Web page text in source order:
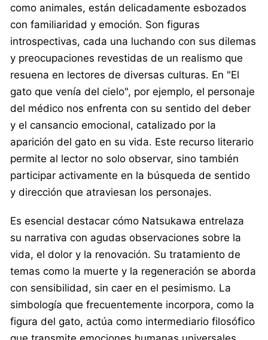
como animales, están delicadamente esbozados
con familiaridad y emoción. Son figuras
introspectivas, cada una luchando con sus dilemas
y preocupaciones revestidas de un realismo que
resuena en lectores de diversas culturas. En "El
gato que venía del cielo", por ejemplo, el personaje
del médico nos enfrenta con su sentido del deber
y el cansancio emocional, catalizado por la
aparición del gato en su vida. Este recurso literario
permite al lector no solo observar, sino también
participar activamente en la búsqueda de sentido
y dirección que atraviesan los personajes.
Es esencial destacar cómo Natsukawa entrelaza
su narrativa con agudas observaciones sobre la
vida, el dolor y la renovación. Su tratamiento de
temas como la muerte y la regeneración se aborda
con sensibilidad, sin caer en el pesimismo. La
simbología que frecuentemente incorpora, como la
figura del gato, actúa como intermediario filosófico